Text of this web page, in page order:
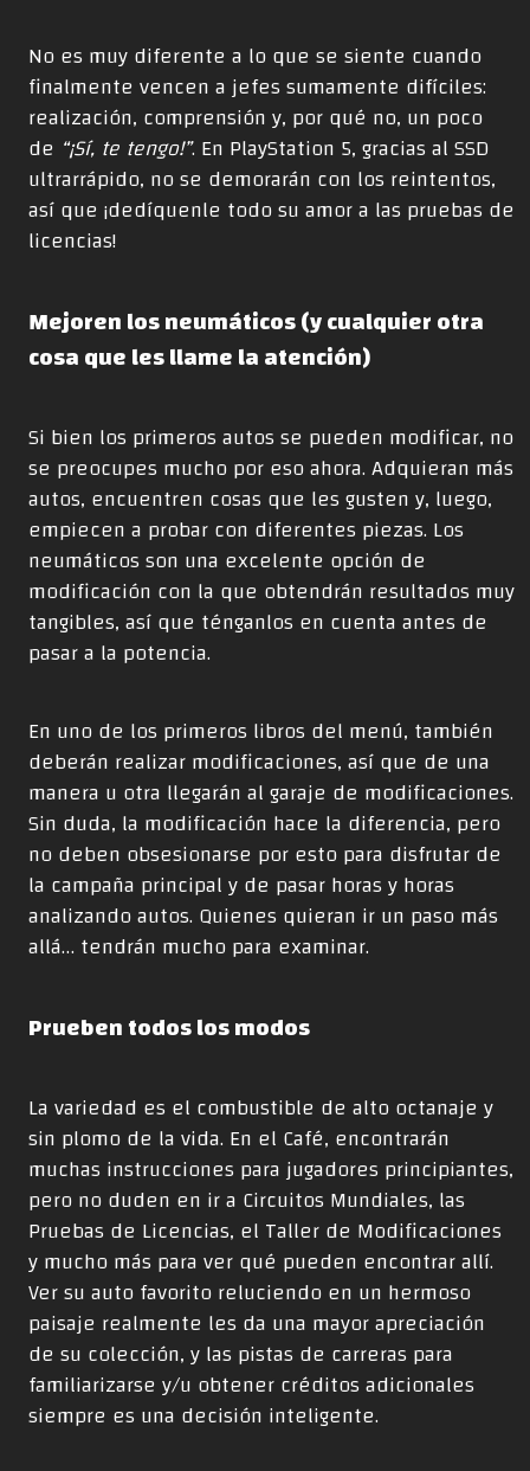
No es muy diferente a lo que se siente cuando
finalmente vencen a jefes sumamente difíciles:
realización, comprensión y, por qué no, un poco
de “¡Sí, te tengo!”. En PlayStation 5, gracias al SSD
ultrarrápido, no se demorarán con los reintentos,
así que ¡dedíquenle todo su amor a las pruebas de
licencias!
Mejoren los neumáticos (y cualquier otra
cosa que les llame la atención)
Si bien los primeros autos se pueden modificar, no
se preocupes mucho por eso ahora. Adquieran más
autos, encuentren cosas que les gusten y, luego,
empiecen a probar con diferentes piezas. Los
neumáticos son una excelente opción de
modificación con la que obtendrán resultados muy
tangibles, así que ténganlos en cuenta antes de
pasar a la potencia.
En uno de los primeros libros del menú, también
deberán realizar modificaciones, así que de una
manera u otra llegarán al garaje de modificaciones.
Sin duda, la modificación hace la diferencia, pero
no deben obsesionarse por esto para disfrutar de
la campaña principal y de pasar horas y horas
analizando autos. Quienes quieran ir un paso más
allá… tendrán mucho para examinar.
Prueben todos los modos
La variedad es el combustible de alto octanaje y
sin plomo de la vida. En el Café, encontrarán
muchas instrucciones para jugadores principiantes,
pero no duden en ir a Circuitos Mundiales, las
Pruebas de Licencias, el Taller de Modificaciones
y mucho más para ver qué pueden encontrar allí.
Ver su auto favorito reluciendo en un hermoso
paisaje realmente les da una mayor apreciación
de su colección, y las pistas de carreras para
familiarizarse y/u obtener créditos adicionales
siempre es una decisión inteligente.